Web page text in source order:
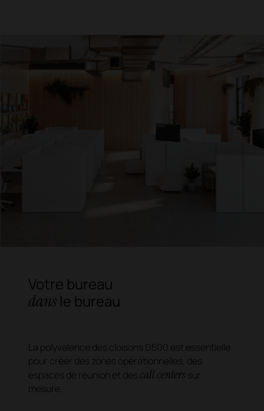
Votre bureau
dans le bureau
La polyvalence des cloisons D500 est essentielle
pour créer des zones opérationnelles, des
espaces de réunion et des call centers sur
mesure.